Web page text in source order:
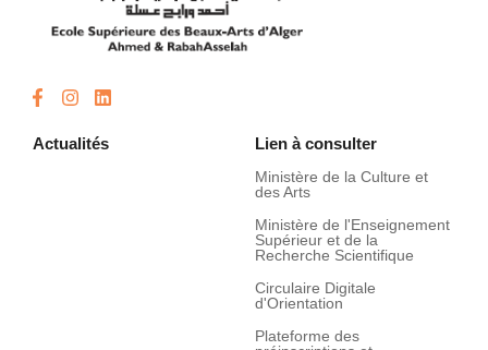
Actualités Lien à consulter
Ministère de la Culture et
des Arts
Ministère de l'Enseignement
Supérieur et de la
Recherche Scientifique
Circulaire Digitale
d'Orientation
Plateforme des